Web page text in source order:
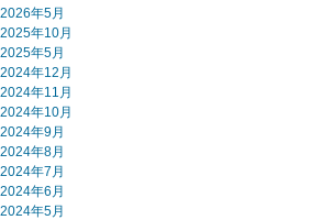
2026年5月
2025年10月
2025年5月
2024年12月
2024年11月
2024年10月
2024年9月
2024年8月
2024年7月
2024年6月
2024年5月